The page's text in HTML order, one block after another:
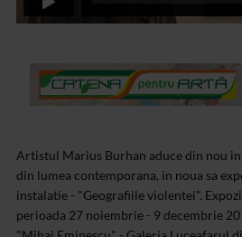
Artistul Marius Burhan aduce din nou
din lumea contemporana, in noua sa
instalatie - "Geografiile violentei".
perioada 27 noiembrie - 9 decembrie